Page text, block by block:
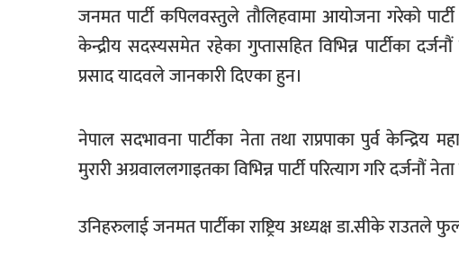
जनमत पार्टी कपिलवस्तुले तौलिहवामा आयोजना गरेको पार्टी
केन्द्रीय सदस्यसमेत रहेका गुप्तासहित विभिन्न पार्टीका
प्रसाद यादवले जानकारी दिएका हुन।
नेपाल सदभावना पार्टीका नेता तथा राप्रपाका पुर्व
मुरारी अग्रवाललगाइतका विभिन्न पार्टी परित्याग गरि दर्जनौं
उनिहरुलाई जनमत पार्टीका राष्ट्रिय अध्यक्ष डा.सीके राउतले